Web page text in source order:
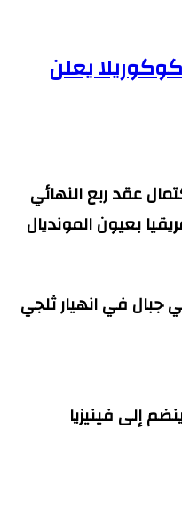
يعلن
عقد ربع النهائي
بعيون المونديال
في انهيار ثلجي
إلى فينيزيا